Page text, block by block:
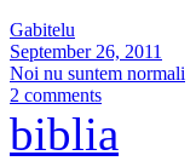
Gabitelu
September 26, 2011
Noi nu suntem normali
2 comments
biblia